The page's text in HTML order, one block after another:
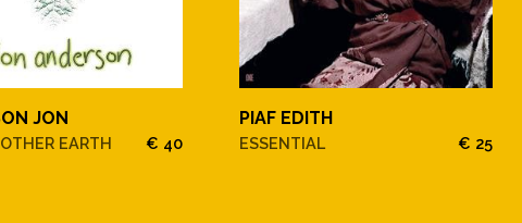
JON
EARTH € 40
PIAF EDITH
ESSENTIAL € 25